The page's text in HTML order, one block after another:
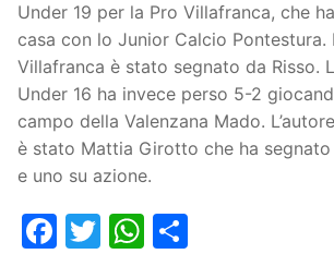
Piccoli amici
Pulcini
Primi calci
Esordienti
Juniores
Eccellenza
Settore Giovanile
Contatti
Sponsor
Under 19 per la Pro Villafranca, che
casa con lo Junior Calcio Pontestura.
Villafranca è stato segnato da Risso.
Under 16 ha invece perso 5-2
campo della Valenzana Mado.
è stato Mattia Girotto che ha
e uno su azione.
Facebook
TwitterWhatsApp